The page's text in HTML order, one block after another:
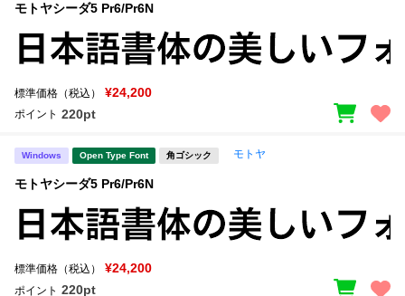
モトヤシーダ5 Pr6/Pr6N
標準価格（税込） ¥24,200
ポイント 220pt
Windows Open Type Font 角ゴシック モトヤ
モトヤシーダ5 Pr6/Pr6N
標準価格（税込） ¥24,200
ポイント 220pt